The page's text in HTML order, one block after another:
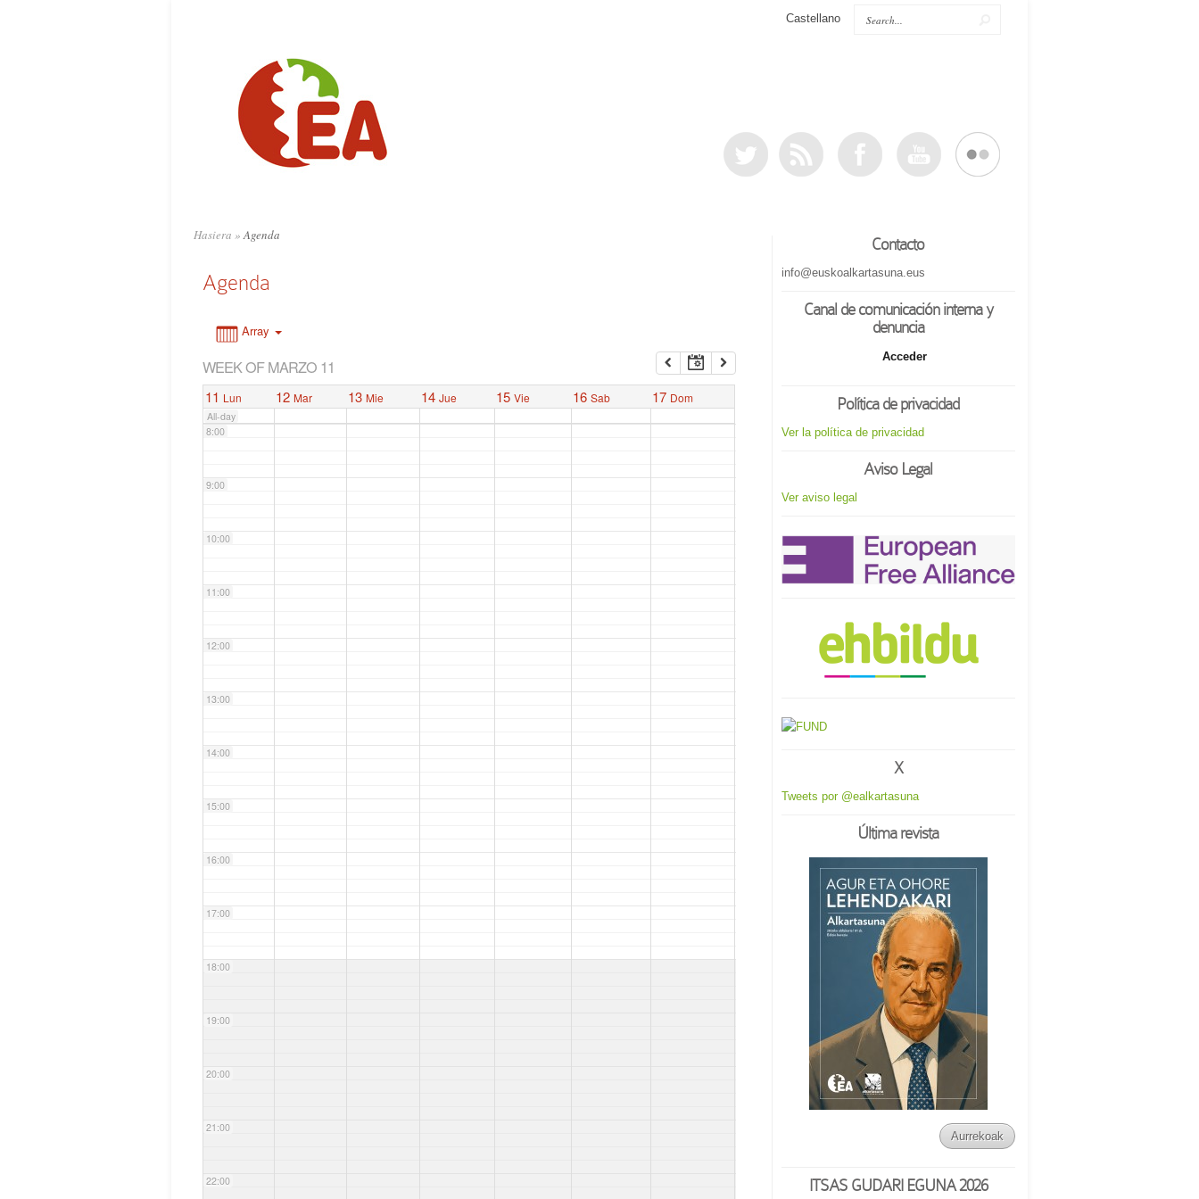
Castellano
Hasiera »Agenda
Agenda
Array
WEEK OF MARZO 11
11 Lun 12 Mar 13 Mie 14 Jue 15 Vie 16 Sab 17 Dom
All-day
6:00
8:00
9:00
10:00
11:00
12:00
13:00
14:00
15:00
16:00
17:00
18:00
19:00
20:00
21:00
22:00
Contacto
info@euskoalkartasuna.eus
Canal de comunicación interna y
denuncia
Acceder
Política de privacidad
Ver la política de privacidad
Aviso Legal
Ver aviso legal
X
Tweets por @ealkartasuna
Última revista
Aurrekoak
ITSAS GUDARI EGUNA 2026